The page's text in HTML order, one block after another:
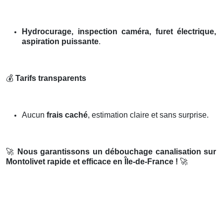
Hydrocurage, inspection caméra, furet électrique,
aspiration puissante.
💰 Tarifs transparents
Aucun frais caché, estimation claire et sans surprise.
🚀 Nous garantissons un débouchage canalisation sur
Montolivet rapide et efficace en Île-de-France ! 🚀